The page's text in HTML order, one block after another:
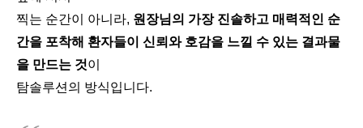
찍는 순간이 아니라, 원장님의 가장 진솔하고 매력적인 순
간을 포착해 환자들이 신뢰와 호감을 느낄 수 있는 결과물
을 만드는 것이
탐솔루션의 방식입니다.